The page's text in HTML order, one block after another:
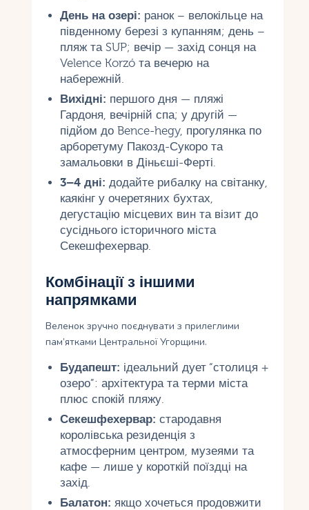
День на озері: ранок – велокільце на
південному березі з купанням; день –
пляж та SUP; вечір — захід сонця на
Velence Korzó та вечерю на
набережній.
Вихідні: першого дня — пляжі
Гардоня, вечірній спа; у другій —
підйом до Bence-hegy, прогулянка по
арборетуму Пакозд-Сукоро та
замальовки в Діньєші-Ферті.
3–4 дні: додайте рибалку на світанку,
каякінг у очеретяних бухтах,
дегустацію місцевих вин та візит до
сусіднього історичного міста
Секешфехервар.
Комбінації з іншими
напрямками
Веленок зручно поєднувати з прилеглими
пам’ятками Центральної Угорщини.
Будапешт: ідеальний дует “столиця +
озеро”: архітектура та терми міста
плюс спокій пляжу.
Секешфехервар: стародавня
королівська резиденція з
атмосферним центром, музеями та
кафе — лише у короткій поїздці на
захід.
Балатон: якщо хочеться продовжити